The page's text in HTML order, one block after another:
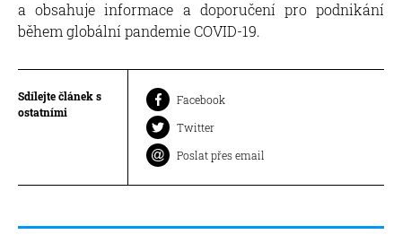
a obsahuje informace a doporučení pro podnikání
během globální pandemie COVID-19.
Sdílejte článek s
ostatními
Facebook
Twitter
Poslat přes email